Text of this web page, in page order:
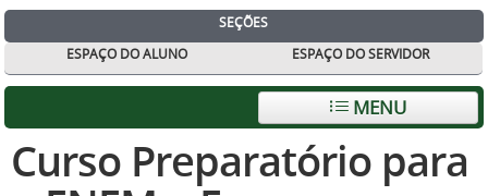
SEÇÕES
ESPAÇO DO ALUNO
ESPAÇO DO SERVIDOR
MENU
Curso Preparatório para